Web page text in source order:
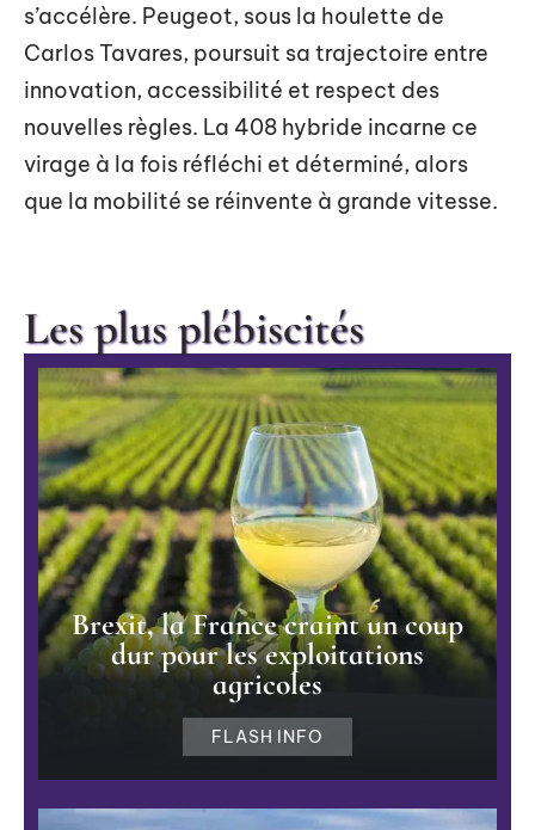
s’accélère. Peugeot, sous la houlette de
Carlos Tavares, poursuit sa trajectoire entre
innovation, accessibilité et respect des
nouvelles règles. La 408 hybride incarne ce
virage à la fois réfléchi et déterminé, alors
que la mobilité se réinvente à grande vitesse.
Les plus plébiscités
Brexit, la France craint un coup
dur pour les exploitations
agricoles
FLASH INFO